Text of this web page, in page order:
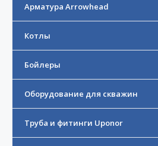
Арматура Arrowhead
Котлы
Бойлеры
Оборудование для скважин
Труба и фитинги Uponor